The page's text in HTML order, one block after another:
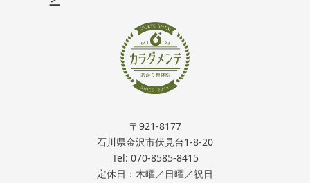
〒921-8177
石川県金沢市伏見台1-8-20
Tel: 070-8585-8415
定休日：木曜／日曜／祝日